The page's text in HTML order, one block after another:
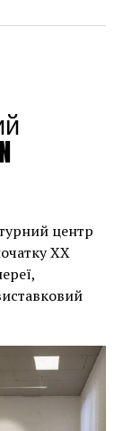
злодії,
щоб
члени
з
крадіжки
охоронця,
22-тонну
центр
XX